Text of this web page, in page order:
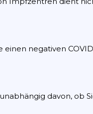
negativen
davon, ob